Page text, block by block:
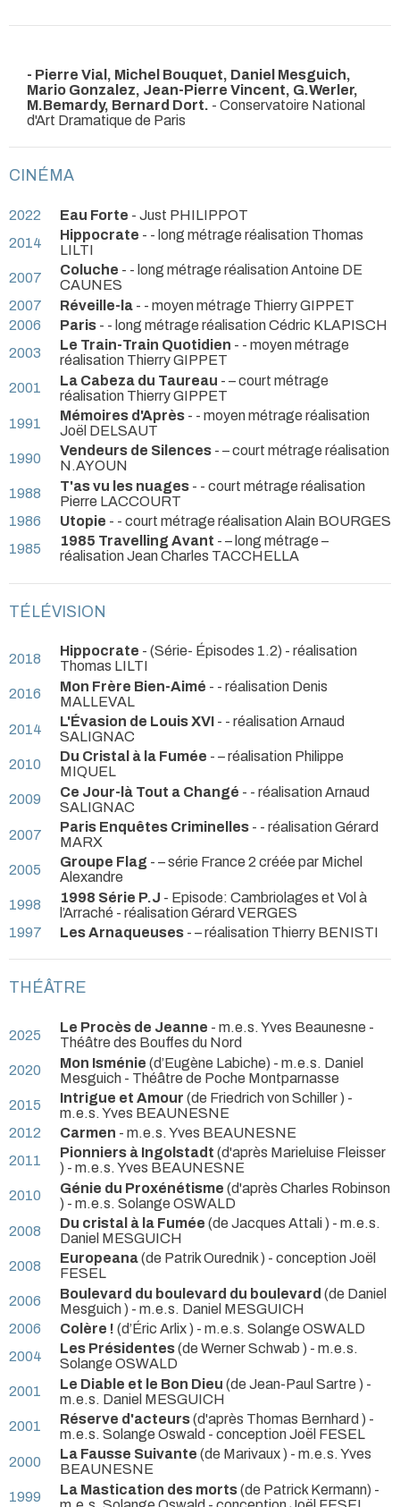
- Pierre Vial, Michel Bouquet, Daniel Mesguich,
Mario Gonzalez, Jean-Pierre Vincent, G.Werler,
M.Bemardy, Bernard Dort. - Conservatoire National
d'Art Dramatique de Paris
CINÉMA
2022 Eau Forte - Just PHILIPPOT
2014
Hippocrate - - long métrage réalisation Thomas
LILTI
2007
Coluche - - long métrage réalisation Antoine DE
CAUNES
2007
Réveille-la - - moyen métrage Thierry GIPPET
2006
Paris - - long métrage réalisation Cédric KLAPISCH
2003
Le Train-Train Quotidien - - moyen métrage
réalisation Thierry GIPPET
2001
La Cabeza du Taureau - – court métrage
réalisation Thierry GIPPET
1991
Mémoires d'Après - - moyen métrage réalisation
Joël DELSAUT
1990
Vendeurs de Silences - – court métrage réalisation
N.AYOUN
1988
T'as vu les nuages - - court métrage réalisation
Pierre LACCOURT
1986
Utopie - - court métrage réalisation Alain BOURGES
1985
1985 Travelling Avant - – long métrage –
réalisation Jean Charles TACCHELLA
TÉLÉVISION
2018 Hippocrate - (Série- Épisodes 1.2) - réalisation
Thomas LILTI
2016
Mon Frère Bien-Aimé - - réalisation Denis
MALLEVAL
2014
L'Évasion de Louis XVI - - réalisation Arnaud
SALIGNAC
2010
Du Cristal à la Fumée - – réalisation Philippe
MIQUEL
2009
Ce Jour-là Tout a Changé - - réalisation Arnaud
SALIGNAC
2007
Paris Enquêtes Criminelles - - réalisation Gérard
MARX
2005
Groupe Flag - – série France 2 créée par Michel
Alexandre
1998
1998 Série P.J - Episode: Cambriolages et Vol à
l’Arraché - réalisation Gérard VERGES
1997
Les Arnaqueuses - – réalisation Thierry BENISTI
THÉÂTRE
2025 Le Procès de Jeanne - m.e.s. Yves Beaunesne -
Théâtre des Bouffes du Nord
2020
Mon Isménie (d’Eugène Labiche) - m.e.s. Daniel
Mesguich - Théâtre de Poche Montparnasse
2015
Intrigue et Amour (de Friedrich von Schiller ) -
m.e.s. Yves BEAUNESNE
2012
Carmen - m.e.s. Yves BEAUNESNE
2011
Pionniers à Ingolstadt (d'après Marieluise Fleisser
) - m.e.s. Yves BEAUNESNE
2010
Génie du Proxénétisme (d'après Charles Robinson
) - m.e.s. Solange OSWALD
2008
Du cristal à la Fumée (de Jacques Attali ) - m.e.s.
Daniel MESGUICH
2008
Europeana(de Patrik Ourednik ) - conception Joël
FESEL
2006
Boulevard du boulevard du boulevard (de Daniel
Mesguich ) - m.e.s. Daniel MESGUICH
2006
Colère ! (d’Éric Arlix ) - m.e.s. Solange OSWALD
2004
Les Présidentes(de Werner Schwab ) - m.e.s.
Solange OSWALD
2001
Le Diable et le Bon Dieu (de Jean-Paul Sartre ) -
m.e.s. Daniel MESGUICH
2001
Réserve d'acteurs(d'après Thomas Bernhard ) -
m.e.s. Solange Oswald - conception Joël FESEL
2000
La Fausse Suivante (de Marivaux ) - m.e.s. Yves
BEAUNESNE
1999
La Mastication des morts(de Patrick Kermann) -